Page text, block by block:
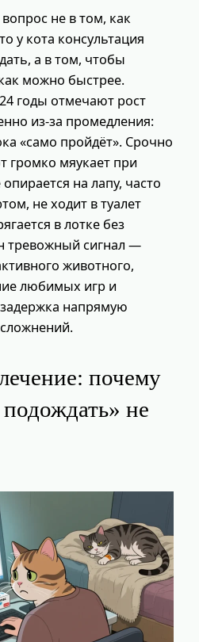
не в том, как
у кота консультация
а в том, чтобы
можно быстрее.
годы отмечают рост
из‑за промедления:
«само пройдёт». Срочно
громко мяукает при
на лапу, часто
не ходит в туалет
в лотке без
тревожный сигнал —
животного,
любимых игр и
напрямую
почему
не